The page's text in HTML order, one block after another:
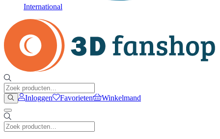
International
Inloggen Favorieten Winkelmand